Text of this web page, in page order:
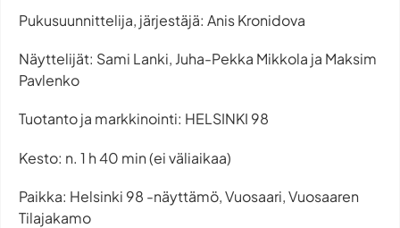
Pukusuunnittelija, järjestäjä: Anis Kronidova
Näyttelijät: Sami Lanki, Juha-Pekka Mikkola ja Maksim
Pavlenko
Tuotanto ja markkinointi: HELSINKI 98
Kesto: n. 1 h 40 min (ei väliaikaa)
Paikka: Helsinki 98 -näyttämö, Vuosaari, Vuosaaren
Tilajakamo